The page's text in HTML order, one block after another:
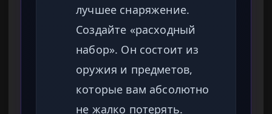
лучшее снаряжение.
Создайте «расходный
набор». Он состоит из
оружия и предметов,
которые вам абсолютно
не жалко потерять.